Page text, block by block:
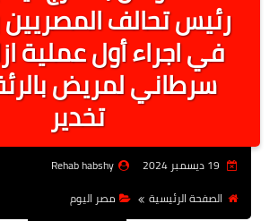
أخبار الرياصة
الطب البديل
منوعات
خدمات
عاجل
رئيس تحالف المصريين
في اجراء أول عملية
سرطاني لمريض
تخدير
Rehab habshy
الصفحة الرئيسية
مصر اليوم